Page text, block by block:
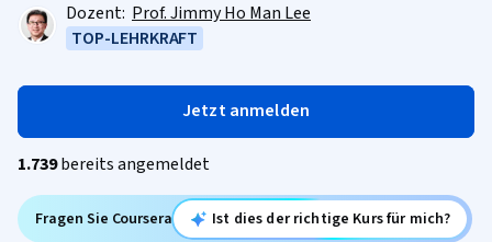
Dozent: Prof. Jimmy Ho Man Lee
TOP-LEHRKRAFT
Jetzt anmelden
1.739bereits angemeldet
Fragen Sie Coursera Ist dies der richtige Kurs für mich?